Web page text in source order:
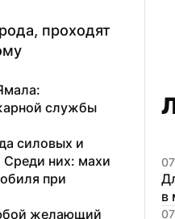
проходят
службы
силовых и
Среди них: махи
при
желающий
в